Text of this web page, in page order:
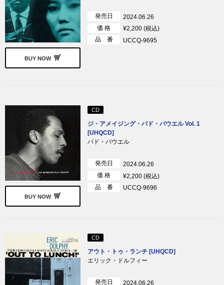
BUY NOW
発売日
2024.06.26
価 格
¥2,200 (税込)
品 番
UCCQ-9695
BUY NOW
CD
ジ・アメイジング・バド・パウエル Vol. 1
[UHQCD]
バド・パウエル
発売日
2024.06.26
価 格
¥2,200 (税込)
品 番
UCCQ-9696
CD
アウト・トゥ・ランチ [UHQCD]
エリック・ドルフィー
発売日
2024.06.26